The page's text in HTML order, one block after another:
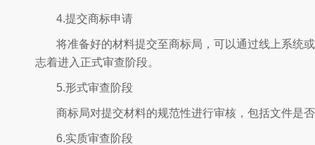
4.提交商标申请
将准备好的材料提交至商标局，可以通过线上系统
志着进入正式审查阶段。
5.形式审查阶段
商标局对提交材料的规范性进行审核，包括文件是
6.实质审查阶段